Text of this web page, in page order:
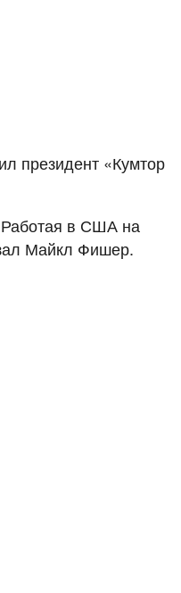
президент «Кумтор
Работая в США на
Майкл Фишер.